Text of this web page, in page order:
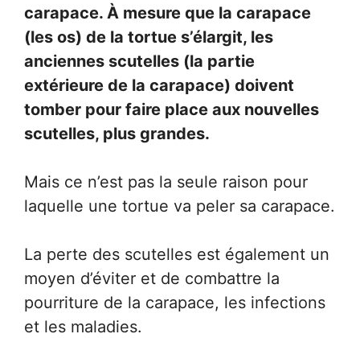
carapace. À mesure que la carapace
(les os) de la tortue s’élargit, les
anciennes scutelles (la partie
extérieure de la carapace) doivent
tomber pour faire place aux nouvelles
scutelles, plus grandes.
Mais ce n’est pas la seule raison pour
laquelle une tortue va peler sa carapace.
La perte des scutelles est également un
moyen d’éviter et de combattre la
pourriture de la carapace, les infections
et les maladies.